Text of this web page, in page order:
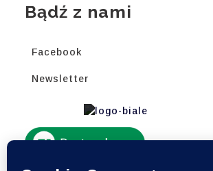
Bądź z nami
Facebook
Newsletter